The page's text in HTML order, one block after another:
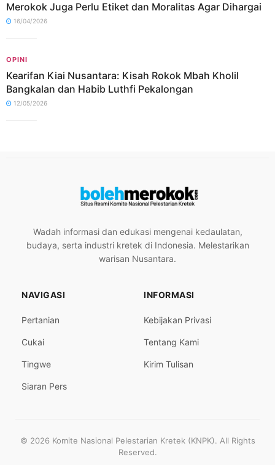
Merokok Juga Perlu Etiket dan Moralitas Agar Dihargai
16/04/2026
OPINI
Kearifan Kiai Nusantara: Kisah Rokok Mbah Kholil
Bangkalan dan Habib Luthfi Pekalongan
12/05/2026
Wadah informasi dan edukasi mengenai kedaulatan,
budaya, serta industri kretek di Indonesia. Melestarikan
warisan Nusantara.
NAVIGASI
Pertanian
Cukai
Tingwe
Siaran Pers
INFORMASI
Kebijakan Privasi
Tentang Kami
Kirim Tulisan
© 2026 Komite Nasional Pelestarian Kretek (KNPK). All Rights
Reserved.